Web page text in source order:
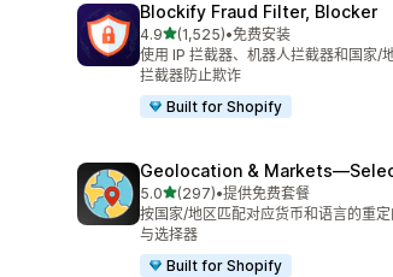
Blockify Fraud Filter, Blocker
4.9星（满分 5 星）
(1,525)
总共 1525 条评论
•免费安装
使用 IP 拦截器、机器人拦截器和国家/
拦截器防止欺诈
Built for Shopify
Geolocation &
5.0星（满分 5 星）
(297)
总共 297 条评论
•提供免费套餐
按国家/地区匹配对应货币和语言的重定
与选择器
Built for Shopify